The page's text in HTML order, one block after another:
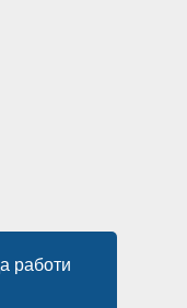
работи